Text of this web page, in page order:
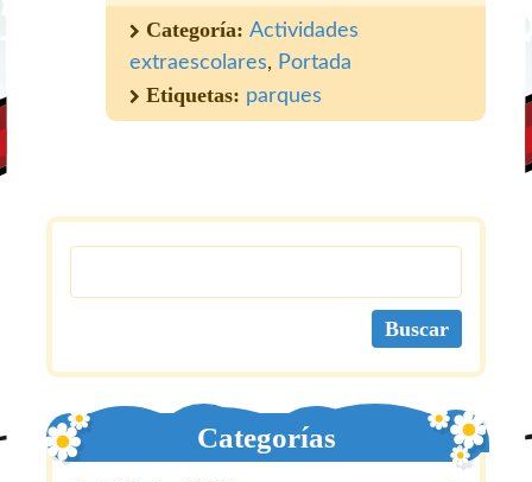
Categoría: Actividades
extraescolares, Portada
Etiquetas: parques
Categorías